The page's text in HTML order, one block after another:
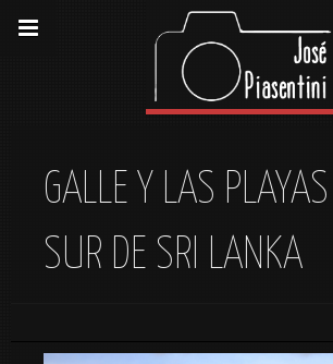
GALLE Y LAS PLAYAS
SUR DE SRI LANKA